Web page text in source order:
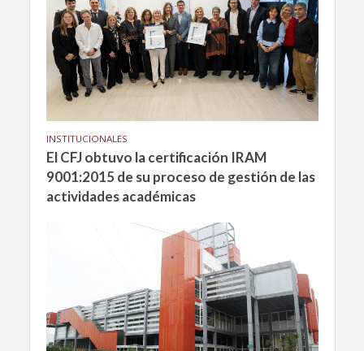
INSTITUCIONALES
El CFJ obtuvo la certificación IRAM
9001:2015 de su proceso de gestión de las
actividades académicas